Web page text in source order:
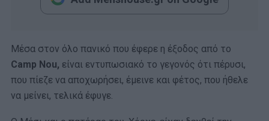
Μέσα στον όλο πανικό που έφερε η έξοδος από το
Camp Nou, είναι εντυπωσιακό το γεγονός ότι πέρυσι,
που πίεζε να αποχωρήσει, έμεινε και φέτος, που ήθελε
να μείνει, τελικά έφυγε.